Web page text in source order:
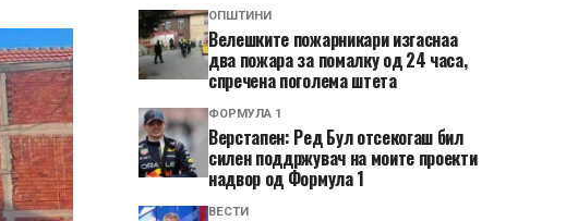
ОПШТИНИ
Велешките пожарникари изгаснаа
два пожара за помалку од 24 часа,
спречена поголема штета
ФОРМУЛА 1
Верстапен: Ред Бул отсекогаш бил
силен поддржувач на моите проекти
надвор од Формула 1
ВЕСТИ